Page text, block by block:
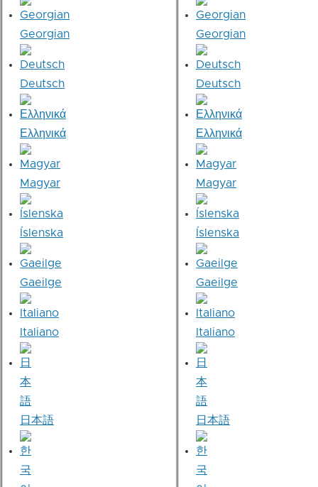
Georgian
Deutsch
Ελληνικά
Magyar
Íslenska
Gaeilge
Italiano
日本語
Georgian
Deutsch
Ελληνικά
Magyar
Íslenska
Gaeilge
Italiano
日本語